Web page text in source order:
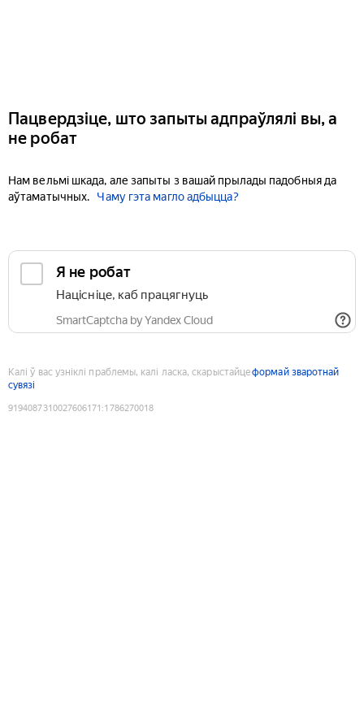
Пацвердзіце, што запыты адпраўлялі вы, а
не робат
Нам вельмі шкада, але запыты з вашай прылады падобныя да
аўтаматычных.
Чаму гэта магло адбыцца?
Я не робат
Націсніце, каб працягнуць
SmartCaptcha by Yandex Cloud
Калі ў вас узніклі праблемы, калі ласка, скарыстайцеформай зваротнай
сувязі
9194087310027606171 :1786270018